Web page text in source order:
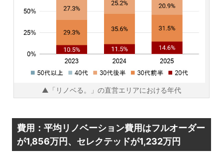
▲「リノベる。」の直営エリアにおける年代
費用：平均リノベーション費用はフルオーダー
が1,856万円、セレクテッドが1,232万円